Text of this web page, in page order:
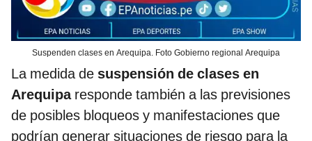
Suspenden clases en Arequipa. Foto Gobierno regional Arequipa
La medida de suspensión de clases en
Arequipa responde también a las previsiones
de posibles bloqueos y manifestaciones que
podrían generar situaciones de riesgo para la